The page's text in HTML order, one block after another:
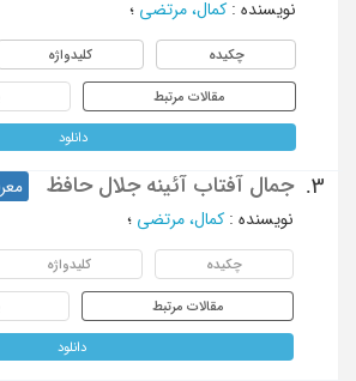
نویسنده : کمال، مرتضی ؛
چکیده کلیدواژه
مقالات مرتبط
دانلود
3. جمال آفتاب آئینه جلال حافظ
نویسنده : کمال، مرتضی ؛
چکیده کلیدواژه
مقالات مرتبط
دانلود